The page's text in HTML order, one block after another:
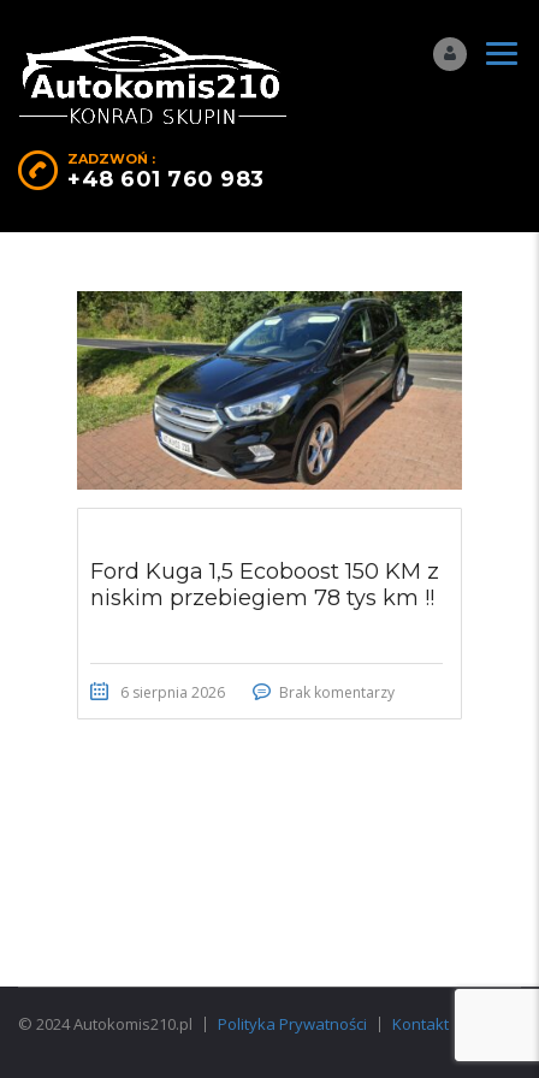
ZADZWOŃ :
+48 601 760 983
Ford Kuga 1,5 Ecoboost 150 KM z
niskim przebiegiem 78 tys km !!
6 sierpnia 2026 Brak komentarzy
© 2024 Autokomis210.pl Polityka Prywatności Kontakt